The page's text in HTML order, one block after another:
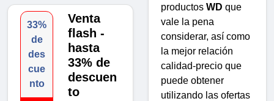
33%
de
des
cue
nto
Venta
flash -
hasta
33% de
descuen
to
productos WD que
vale la pena
considerar, así como
la mejor relación
calidad-precio que
puede obtener
utilizando las ofertas